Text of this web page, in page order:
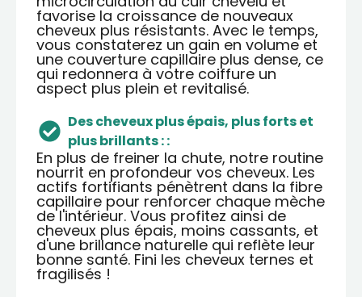
favorise la croissance de nouveaux
cheveux plus résistants. Avec le temps,
vous constaterez un gain en volume et
une couverture capillaire plus dense, ce
qui redonnera à votre coiffure un
aspect plus plein et revitalisé.
Des cheveux plus épais, plus forts et
plus brillants : :
En plus de freiner la chute, notre routine
nourrit en profondeur vos cheveux. Les
actifs fortifiants pénètrent dans la fibre
capillaire pour renforcer chaque mèche
de l'intérieur. Vous profitez ainsi de
cheveux plus épais, moins cassants, et
d'une brillance naturelle qui reflète leur
bonne santé. Fini les cheveux ternes et
fragilisés !